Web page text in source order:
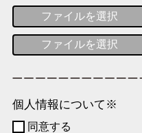
ファイルを選択
ファイルを選択
個人情報について ※
同意する